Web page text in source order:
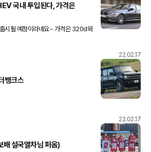
국내 투입된다, 가격은
이라네요~ 가격은 320d와
예정이며 플러그인 하이브리드 모
22.02.17
뱅크스
22.02.17
배 설국열차님 퍼옴)